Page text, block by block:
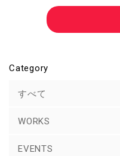
Category
すべて
WORKS
EVENTS